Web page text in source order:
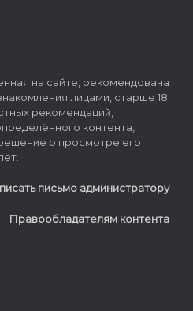
на сайте, рекомендована
лицами, старше 18
рекомендаций,
контента,
о просмотре его
письмо администратору
Правообладателям контента